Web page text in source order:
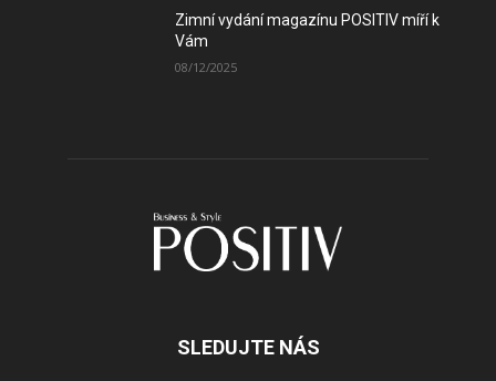
Zimní vydání magazínu POSITIV míří k
Vám
08/12/2025
SLEDUJTE NÁS